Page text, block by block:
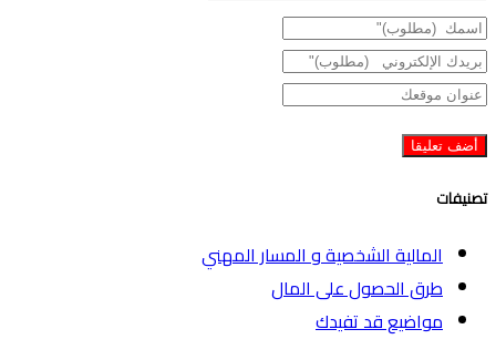
تصنيفات
المالية الشخصية و المسار المهني
طرق الحصول على المال
مواضيع قد تفيدك